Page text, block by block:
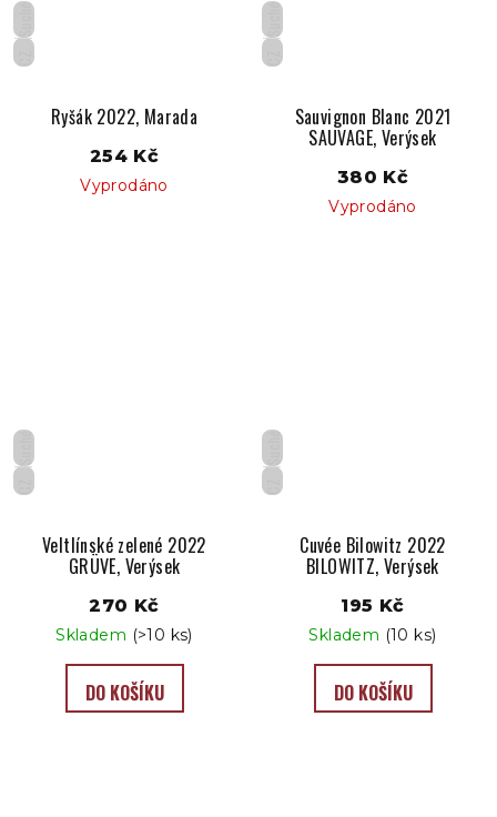
Suché
CZ
Ryšák 2022, Marada
254 Kč
Vyprodáno
Suché
CZ
Sauvignon Blanc 2021
SAUVAGE, Verýsek
380 Kč
Vyprodáno
Suché
CZ
Veltlínské zelené 2022
GRÜVE, Verýsek
270 Kč
Skladem (>10 ks)
DO KOŠÍKU
Suché
CZ
Cuvée Bilowitz 2022
BILOWITZ, Verýsek
195 Kč
Skladem (10 ks)
DO KOŠÍKU